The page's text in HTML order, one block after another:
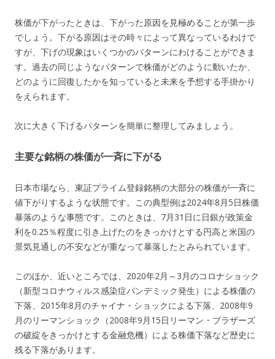
株価が下がったときは、下がった原因を見極めることが第一歩
でしょう。下がる原因はその時々によって異なっているわけで
すが、下げの現象はいくつかのパターンにわけることができま
す。過去の同じようなパターンで株価がどのように動いたか、
どのように回復したかを知っていると未来を予想する手掛かり
をえられます。
次に大きく下げるパターンを簡単に整理してみましょう。
主要な銘柄の株価が一斉に下がる
日本市場なら、東証プライム登録銘柄の大部分の株価が一斉に
値下がりするような状態です。この典型例は2024年8月5日株価
暴落のような事態です。このときは、7月31日に日銀が政策金
利を0.25％程度に引き上げたのをきっかけとする円高と米国の
景気見通しの不安などが重なって暴落したとみられています。
このほか、近いところでは、2020年2月～3月のコロナショック
（新型コロナウィルス感染症パンデミック発生）による株価の
下落、2015年8月のチャイナ・ショックによる下落、2008年9
月のリーマンショック（2008年9月15日リーマン・ブラザーズ
の破綻をきっかけとする金融危機）による株価下落など歴史に
残る下落があります。